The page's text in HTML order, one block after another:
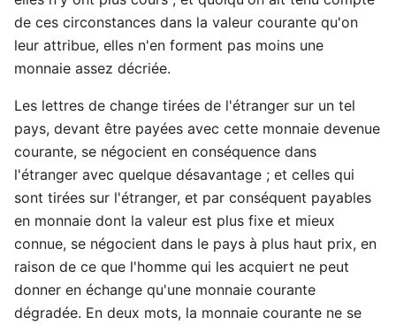
de ces circonstances dans la valeur courante qu'on
leur attribue, elles n'en forment pas moins une
monnaie assez décriée.
Les lettres de change tirées de l'étranger sur un tel
pays, devant être payées avec cette monnaie devenue
courante, se négocient en conséquence dans
l'étranger avec quelque désavantage ; et celles qui
sont tirées sur l'étranger, et par conséquent payables
en monnaie dont la valeur est plus fixe et mieux
connue, se négocient dans le pays à plus haut prix, en
raison de ce que l'homme qui les acquiert ne peut
donner en échange qu'une monnaie courante
dégradée. En deux mots, la monnaie courante ne se